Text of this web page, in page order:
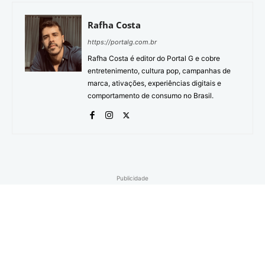
Rafha Costa
https://portalg.com.br
Rafha Costa é editor do Portal G e cobre
entretenimento, cultura pop, campanhas de
marca, ativações, experiências digitais e
comportamento de consumo no Brasil.
Publicidade